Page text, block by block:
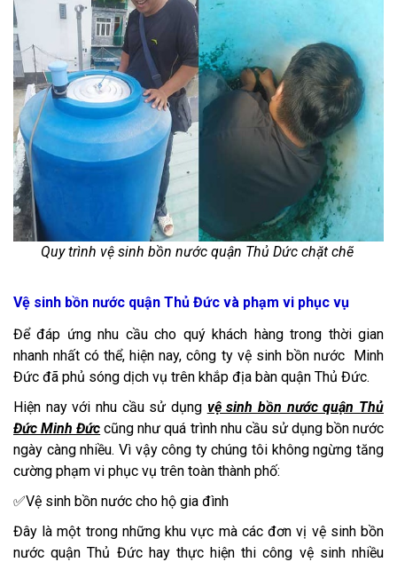
Quy trình vệ sinh bồn nước quận Thủ Dức chặt chẽ
Vệ sinh bồn nước quận Thủ Đức và phạm vi phục vụ
Để đáp ứng nhu cầu cho quý khách hàng trong thời gian
nhanh nhất có thể, hiện nay, công ty vệ sinh bồn nước Minh
Đức đã phủ sóng dịch vụ trên khắp địa bàn quận Thủ Đức.
Hiện nay với nhu cầu sử dụng vệ sinh bồn nước quận Thủ
Đức Minh Đức cũng như quá trình nhu cầu sử dụng bồn nước
ngày càng nhiều. Vì vậy công ty chúng tôi không ngừng tăng
cường phạm vi phục vụ trên toàn thành phố:
✅Vệ sinh bồn nước cho hộ gia đình
Đây là một trong những khu vực mà các đơn vị vệ sinh bồn
nước quận Thủ Đức hay thực hiện thi công vệ sinh nhiều